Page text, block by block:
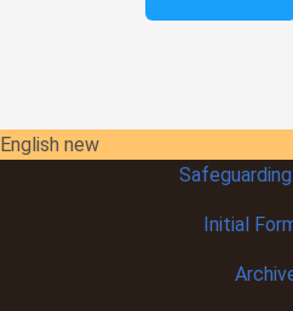
English new
Initial